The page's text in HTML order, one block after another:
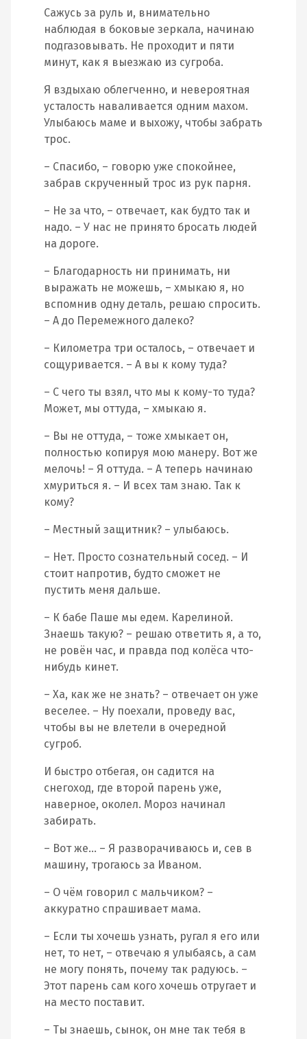
Сажусь за руль и, внимательно
наблюдая в боковые зеркала, начинаю
подгазовывать. Не проходит и пяти
минут, как я выезжаю из сугроба.
Я вздыхаю облегченно, и невероятная
усталость наваливается одним махом.
Улыбаюсь маме и выхожу, чтобы забрать
трос.
– Спасибо, – говорю уже спокойнее,
забрав скрученный трос из рук парня.
– Не за что, – отвечает, как будто так и
надо. – У нас не принято бросать людей
на дороге.
– Благодарность ни принимать, ни
выражать не можешь, – хмыкаю я, но
вспомнив одну деталь, решаю спросить.
– А до Перемежного далеко?
– Километра три осталось, – отвечает и
сощуривается. – А вы к кому туда?
– С чего ты взял, что мы к кому-то туда?
Может, мы оттуда, – хмыкаю я.
– Вы не оттуда, – тоже хмыкает он,
полностью копируя мою манеру. Вот же
мелочь! – Я оттуда. – А теперь начинаю
хмуриться я. – И всех там знаю. Так к
кому?
– Местный защитник? – улыбаюсь.
– Нет. Просто сознательный сосед. – И
стоит напротив, будто сможет не
пустить меня дальше.
– К бабе Паше мы едем. Карелиной.
Знаешь такую? – решаю ответить я, а то,
не ровён час, и правда под колёса что-
нибудь кинет.
– Ха, как же не знать? – отвечает он уже
веселее. – Ну поехали, проведу вас,
чтобы вы не влетели в очередной
сугроб.
И быстро отбегая, он садится на
снегоход, где второй парень уже,
наверное, околел. Мороз начинал
забирать.
– Вот же… – Я разворачиваюсь и, сев в
машину, трогаюсь за Иваном.
– О чём говорил с мальчиком? –
аккуратно спрашивает мама.
– Если ты хочешь узнать, ругал я его или
нет, то нет, – отвечаю я улыбаясь, а сам
не могу понять, почему так радуюсь. –
Этот парень сам кого хочешь отругает и
на место поставит.
– Ты знаешь, сынок, он мне так тебя в